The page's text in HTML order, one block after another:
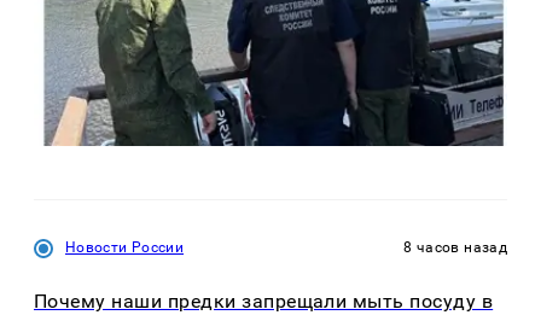
Новости России 8 часов назад
Почему наши предки запрещали мыть посуду в